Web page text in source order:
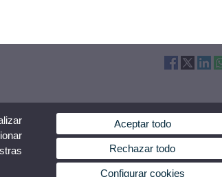
Aceptar todo
Rechazar todo
Configurar cookies